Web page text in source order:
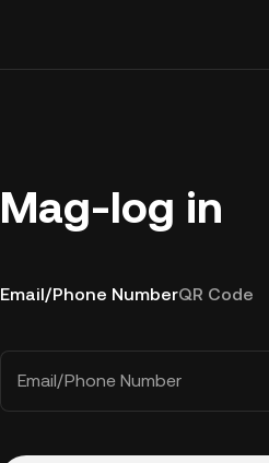
Mag-log in
Email/Phone NumberQR Code
Email/Phone Number